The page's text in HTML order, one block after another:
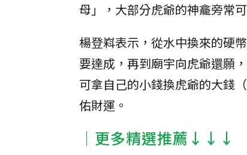
母」，大部分虎爺的神龕旁常
楊登嵙表示，從水中換來的硬
要達成，再到廟宇向虎爺還願
可拿自己的小錢換虎爺的大錢
佑財運。
│更多精選推薦↓↓↓